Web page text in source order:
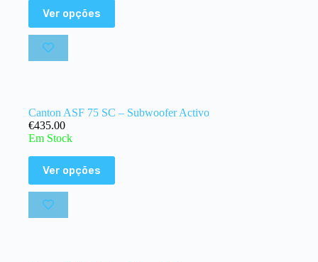
Ver opções
Canton ASF 75 SC – Subwoofer Activo
€435.00
Em Stock
Ver opções